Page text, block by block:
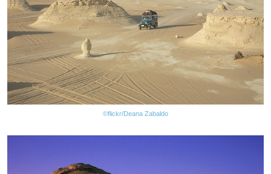
©flickr/Deana Zabaldo